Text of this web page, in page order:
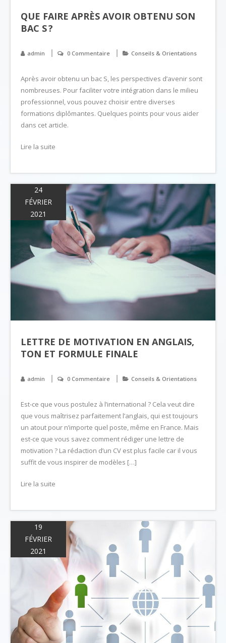
QUE FAIRE APRÈS AVOIR OBTENU SON
BAC S ?
admin 0 Commentaire Conseils & Orientations
Après avoir obtenu un bac S, les perspectives d’avenir sont
nombreuses. Pour faciliter votre intégration dans le milieu
professionnel, vous pouvez choisir entre diverses
formations diplômantes. Quelques points pour vous aider
dans cet article.
Lire la suite
24
FÉVRIER
2021
LETTRE DE MOTIVATION EN ANGLAIS,
TON ET FORMULE FINALE
admin 0 Commentaire Conseils & Orientations
Est-ce que vous postulez à l’international ? Cela veut dire
que vous maîtrisez parfaitement l’anglais, qui est toujours
un atout pour n’importe quel poste, même en France. Mais
est-ce que vous savez comment rédiger une lettre de
motivation ? La rédaction d’un CV est plus facile car il vous
suffit de vous inspirer de modèles […]
Lire la suite
19
FÉVRIER
2021